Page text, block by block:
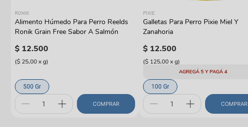
RONIK
Alimento Húmedo Para Perro Reelds
Ronik Grain Free Sabor A Salmón
$ 12.500
($ 25,00xg)
500 Gr
COMPRAR
PIXIE
Galletas Para Perro Pixie Miel Y
Zanahoria
$ 12.500
($ 125,00xg)
AGREGÁ 5 Y PAGÁ 4
100 Gr
COMPRAR